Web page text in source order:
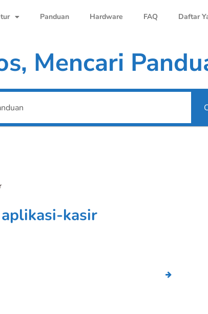
Panduan Hardware FAQ Daftar
Mencari
kasir